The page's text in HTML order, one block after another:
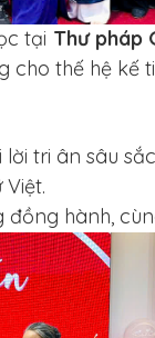
tại Thư pháp
cho thế hệ kế
tri ân sâu
hành,